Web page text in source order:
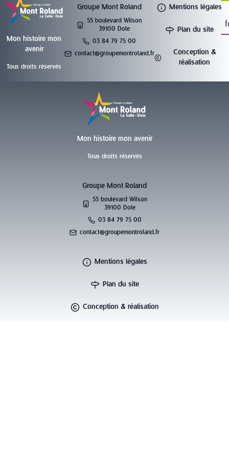
Mon histoire mon
avenir
Tous droits réservés
Groupe Mont Roland
55 boulevard Wilson
39100 Dole
03 84 79 75 00
contact@groupemontroland.fr
Mentions légales
Plan du site
Conception &
réalisation
Mon histoire mon avenir
Tous droits réservés
Groupe Mont Roland
55 boulevard Wilson
39100 Dole
03 84 79 75 00
contact@groupemontroland.fr
Mentions légales
Plan du site
Conception & réalisation